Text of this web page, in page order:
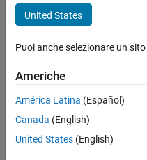
United States
Puoi anche selezionare un
Americhe
América Latina (Español)
Canada (English)
United States (English)